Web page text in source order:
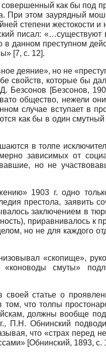
совершенный как бы под
При этом заурядный
степени жестокости и
писал: «…существуют
в данном преступном
[7, с. 12].
деяние», но не
свойств, которые бы
Безсонов [Безсонов,
общество, нежели
случае вступает в
как бы в один смутный
в толпе
зависимых от
но не
1903 г. одно
престола, заявить
заключением в
приравнивалось к
но не для каждого
«скопище»,
смуты»
статье о
что толпы
должны вообще
П.Н. Обнинский
что «страх перед
[Обнинский, 1893, с.